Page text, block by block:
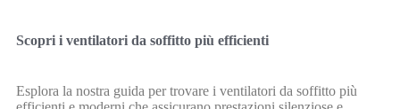
Scopri i ventilatori da soffitto più efficienti
Esplora la nostra guida per trovare i ventilatori da soffitto più